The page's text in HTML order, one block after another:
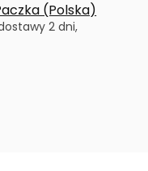
(Polska)
2 dni,